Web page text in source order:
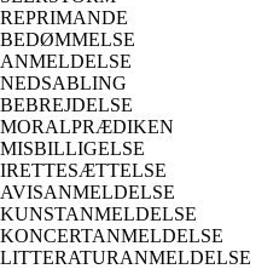
REPRIMANDE
BEDØMMELSE
ANMELDELSE
NEDSABLING
BEBREJDELSE
MORALPRÆDIKEN
MISBILLIGELSE
IRETTESÆTTELSE
AVISANMELDELSE
KUNSTANMELDELSE
KONCERTANMELDELSE
LITTERATURANMELDELSE